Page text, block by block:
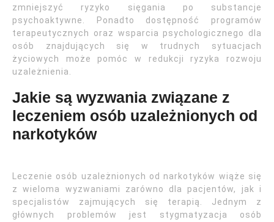
zmniejszyć ryzyko sięgania po substancje
psychoaktywne. Ponadto dostępność programów
terapeutycznych oraz wsparcia psychologicznego dla
osób znajdujących się w trudnych sytuacjach
życiowych może pomóc w redukcji ryzyka rozwoju
uzależnienia.
Jakie są wyzwania związane z
leczeniem osób uzależnionych od
narkotyków
Leczenie osób uzależnionych od narkotyków wiąże się
z wieloma wyzwaniami zarówno dla pacjentów, jak i
specjalistów zajmujących się terapią. Jednym z
głównych problemów jest stygmatyzacja osób